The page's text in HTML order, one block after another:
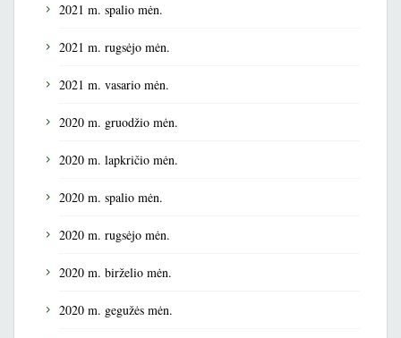
2021 m. spalio mėn.
2021 m. rugsėjo mėn.
2021 m. vasario mėn.
2020 m. gruodžio mėn.
2020 m. lapkričio mėn.
2020 m. spalio mėn.
2020 m. rugsėjo mėn.
2020 m. birželio mėn.
2020 m. gegužės mėn.